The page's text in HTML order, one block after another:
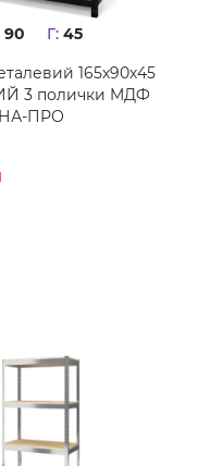
90 Г: 45
165х90х45
3 полички MДФ
ПРО